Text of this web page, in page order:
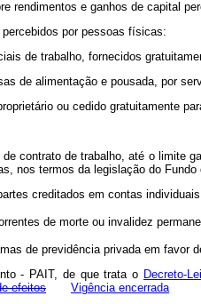
rendimentos e ganhos de capital
por pessoas físicas:
de trabalho, fornecidos
de alimentação e pousada, por
ou cedido gratuitamente
contrato de trabalho, até o limite
nos termos da legislação do Fundo
creditados em contas
de morte ou invalidez
de previdência privada em favor
- PAIT, de que trata o Decreto-
efeitos
Vigência encerrada